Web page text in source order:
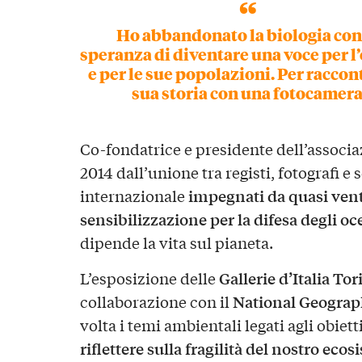
Ho abbandonato la biologia
speranza di diventare una voce per
e per le sue popolazioni. Per
sua storia con una
Co-fondatrice e presidente
2014 dall’unione tra registi, fotografi e
internazionaleimpegnati da quasi
sensibilizzazione per la difesa degli
dipende la vita sul pianeta.
L’esposizione delleGallerie d’Italia
collaborazione con ilNational
volta i temi ambientali legati agli
riflettere sulla fragilità del nostro